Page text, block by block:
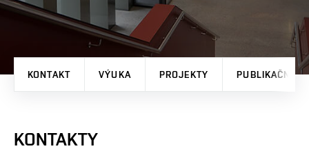
KONTAKT VÝUKA PROJEKTY PUBLIKAČNÍ
KONTAKTY